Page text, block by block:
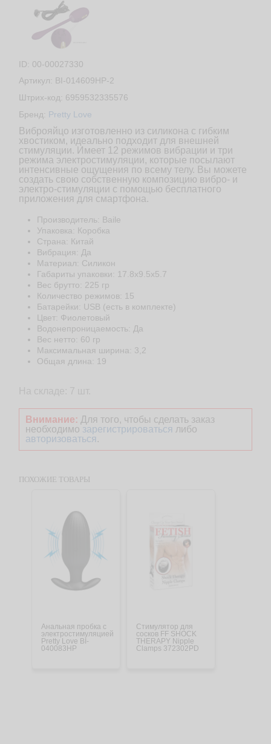
ID: 00-00027330
Артикул: BI-014609HP-2
Штрих-код: 6959532335576
Бренд:
Pretty Love
Виброяйцо изготовленно из силикона с гибким
хвостиком, идеально подходит для внешней
стимуляции. Имеет 12 режимов вибрации и три
режима электростимуляции, которые посылают
интенсивные ощущения по всему телу. Вы можете
создать свою собственную композицию вибро- и
электро-стимуляции с помощью бесплатного
приложения для смартфона.
Производитель: Baile
Упаковка: Коробка
Страна: Китай
Вибрация: Да
Материал: Cиликон
Габариты упаковки: 17.8x9.5x5.7
Веc брутто: 225 гр
Количество режимов: 15
Батарейки: USB (есть в комплекте)
Цвет: Фиолетовый
Водонепроницаемость: Да
Веc нетто: 60 гр
Максимальная ширина: 3,2
Общая длина: 19
Внимание: Для того, чтобы сделать заказ
необходимо зарегистрироваться либо
авторизоваться .
ПОХОЖИЕ ТОВАРЫ
Анальная пробка с
электростимуляцией
Pretty Love BI-
040083HP
Стимулятор для
сосков FF SHOCK
THERAPY Nipple
Clamps 372302PD